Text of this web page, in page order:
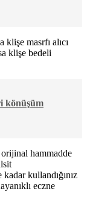
masrfı alıcı
klişe bedeli
könüşüm
orijinal hammadde
kullandığınız
eczne